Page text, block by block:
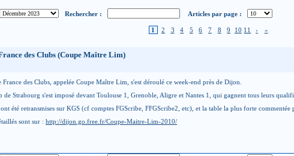
Rechercher : Articles par page :
1 2 3 4 5 6 7 8 9 10 11 › »
des Clubs (Coupe Maître Lim)
des Clubs, appelée Coupe Maître Lim, s'est déroulé ce week-end près de Dijon.
de Strabourg s'est imposé devant Toulouse 1, Grenoble, Aligre et Nantes 1, qui gagnent tous leurs
été retransmises sur KGS (cf comptes FGScribe, FFGScribe2, etc), et la table la plus forte commentée
sont sur : http://dijon.go.free.fr/Coupe-Maitre-Lim-2010/